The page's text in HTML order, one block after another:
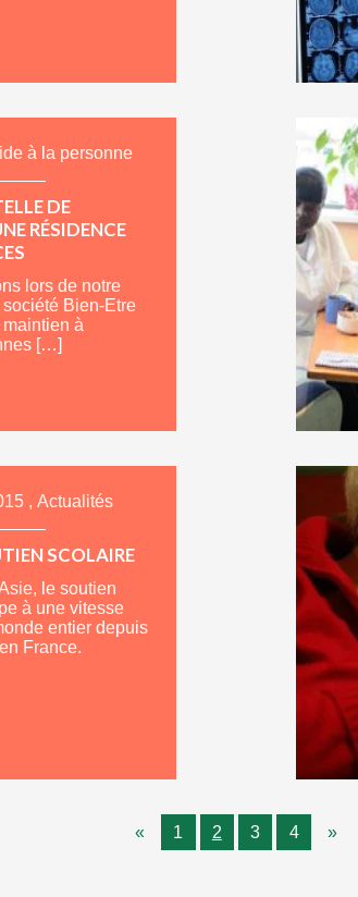
à la personne
DE
RÉSIDENCE
lors de notre
Bien-Etre
à
[…]
,Actualités
SCOLAIRE
le soutien
à une vitesse
entier depuis
France.
« 1 2 3 4 »